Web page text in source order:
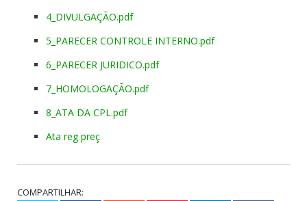
4_DIVULGAÇÃO.pdf
5_PARECER CONTROLE INTERNO.pdf
6_PARECER JURIDICO.pdf
7_HOMOLOGAÇÃO.pdf
8_ATA DA CPL.pdf
Ata reg preç
COMPARTILHAR: